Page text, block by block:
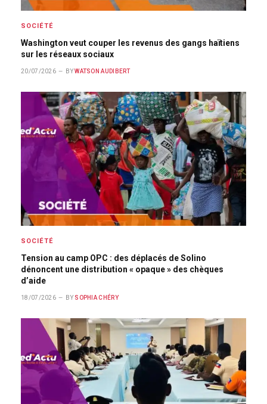
SOCIÉTÉ
Washington veut couper les revenus des gangs haïtiens
sur les réseaux sociaux
20/07/2026 BY WATSON AUDIBERT
SOCIÉTÉ
Tension au camp OPC : des déplacés de Solino
dénoncent une distribution « opaque » des chèques
d’aide
18/07/2026 BY SOPHIA CHÉRY